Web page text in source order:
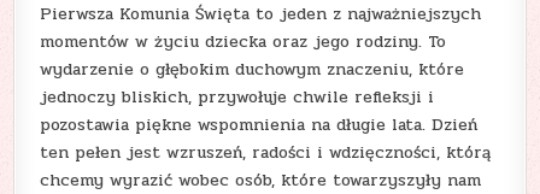
Pierwsza Komunia Święta to jeden z najważniejszych
momentów w życiu dziecka oraz jego rodziny. To
wydarzenie o głębokim duchowym znaczeniu, które
jednoczy bliskich, przywołuje chwile refleksji i
pozostawia piękne wspomnienia na długie lata. Dzień
ten pełen jest wzruszeń, radości i wdzięczności, którą
chcemy wyrazić wobec osób, które towarzyszyły nam